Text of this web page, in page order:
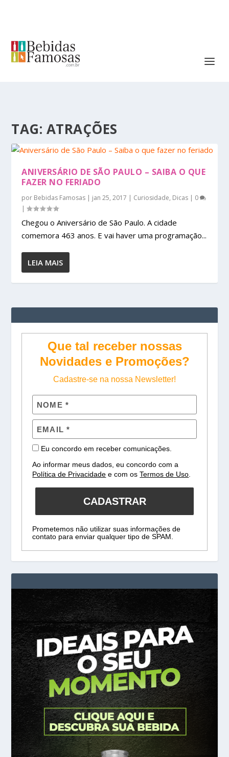
TAG: ATRAÇÕES
ANIVERSÁRIO DE SÃO PAULO – SAIBA O QUE
FAZER NO FERIADO
por Bebidas Famosas | jan 25, 2017 | Curiosidade, Dicas | 0
|
Chegou o Aniversário de São Paulo. A cidade
comemora 463 anos. E vai haver uma programação...
LEIA MAIS
Que tal receber nossas
Novidades e Promoções?
Cadastre-se na nossa Newsletter!
Eu concordo em receber comunicações.
Ao informar meus dados, eu concordo com a
Política de Privacidade e com osTermos de Uso
CADASTRAR
Prometemos não utilizar suas informações de
contato para enviar qualquer tipo de SPAM.